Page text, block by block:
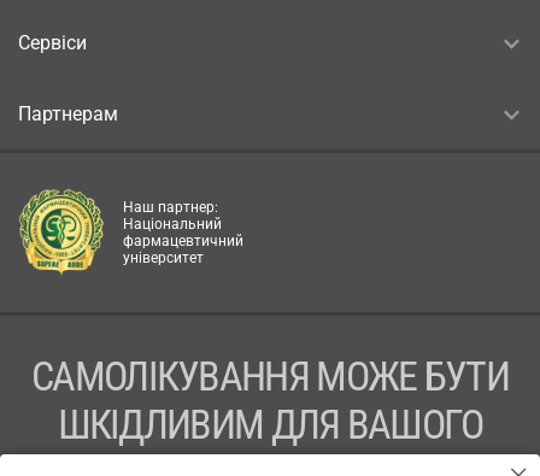
Сервіси
Партнерам
Наш партнер:
Національний
фармацевтичний
університет
САМОЛІКУВАННЯ МОЖЕ БУТИ
ШКІДЛИВИМ ДЛЯ ВАШОГО